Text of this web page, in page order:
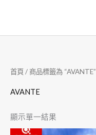
主
首頁/ 商品標籤為 “AVANTE”
AVANTE
顯示單一結果